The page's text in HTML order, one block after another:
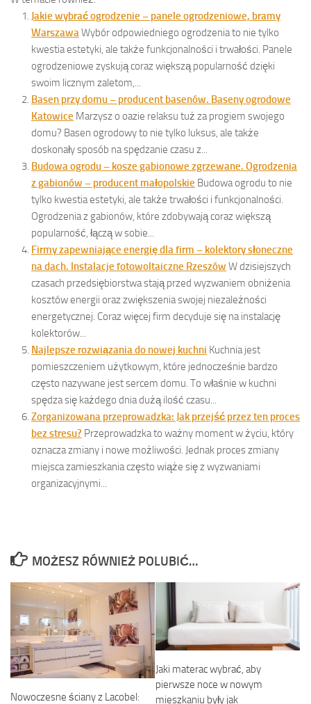
Jakie wybrać ogrodzenie – panele ogrodzeniowe, bramy
WarszawaWybór odpowiedniego ogrodzenia to nie tylko
kwestia estetyki, ale także funkcjonalności i trwałości. Panele
ogrodzeniowe zyskują coraz większą popularność dzięki
swoim licznym zaletom,...
Basen przy domu – producent basenów. Baseny ogrodowe
Katowice Marzysz o oazie relaksu tuż za progiem swojego
domu? Basen ogrodowy to nie tylko luksus, ale także
doskonały sposób na spędzanie czasu z...
Budowa ogrodu – kosze gabionowe zgrzewane. Ogrodzenia
z gabionów – producent małopolskie Budowa ogrodu to nie
tylko kwestia estetyki, ale także trwałości i funkcjonalności.
Ogrodzenia z gabionów, które zdobywają coraz większą
popularność, łączą w sobie...
Firmy zapewniające energię dla firm – kolektory słoneczne
na dach. Instalacje fotowoltaiczne Rzeszów W dzisiejszych
czasach przedsiębiorstwa stają przed wyzwaniem obniżenia
kosztów energii oraz zwiększenia swojej niezależności
energetycznej. Coraz więcej firm decyduje się na instalację
kolektorów...
Najlepsze rozwiązania do nowej kuchni Kuchnia jest
pomieszczeniem użytkowym, które jednocześnie bardzo
często nazywane jest sercem domu. To właśnie w kuchni
spędza się każdego dnia dużą ilość czasu...
Zorganizowana przeprowadzka: Jak przejść przez ten proces
bez stresu? Przeprowadzka to ważny moment w życiu, który
oznacza zmiany i nowe możliwości. Jednak proces zmiany
miejsca zamieszkania często wiąże się z wyzwaniami
organizacyjnymi...
MOŻESZ RÓWNIEŻ POLUBIĆ…
Nowoczesne ściany z Lacobel:
Jaki materac wybrać, aby
pierwsze noce w nowym
mieszkaniu były jak